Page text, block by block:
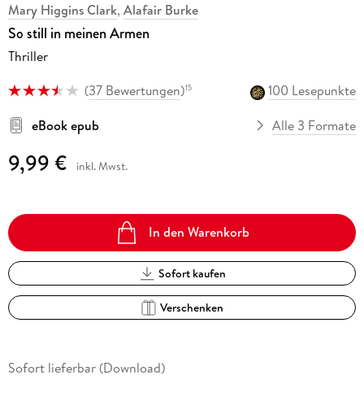
Mary Higgins Clark, Alafair Burke
So still in meinen Armen
Thriller
(37 Bewertungen)15
100 Lesepunkte
eBook epub
Alle 3 Formate
9,99 € inkl. Mwst.
In den Warenkorb
Sofort kaufen
Verschenken
Sofort lieferbar (Download)